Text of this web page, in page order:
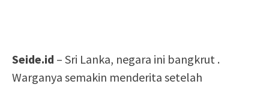
Seide.id – Sri Lanka, negara ini bangkrut .
Warganya semakin menderita setelah